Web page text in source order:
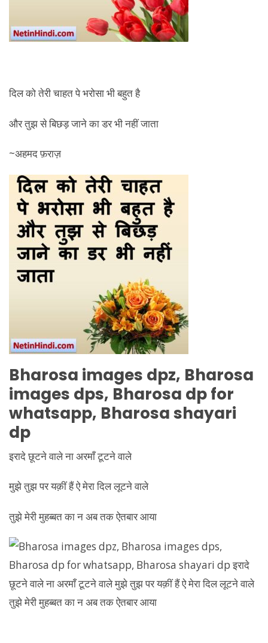
दिल को तेरी चाहत पे भरोसा भी बहुत है
और तुझ से बिछड़ जाने का डर भी नहीं जाता
~अहमद फ़राज़
Bharosa images dpz, Bharosa
images dps, Bharosa dp for
whatsapp, Bharosa shayari
dp
इरादे छूटने वाले ना अरमाँ टूटने वाले
मुझे तुझ पर यक़ीं हैं ऐ मेरा दिल लूटने वाले
तुझे मेरी मुहब्बत का न अब तक ऐतबार आया